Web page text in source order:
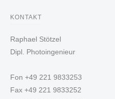
KONTAKT
Raphael Stötzel
Dipl. Photoingenieur
Fon +49 221 9833253
Fax +49 221 9833252